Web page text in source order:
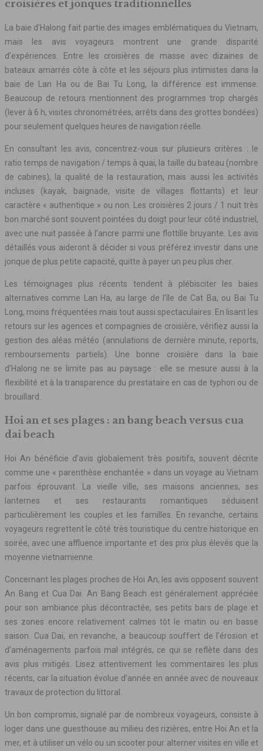
croisières et jonques traditionnelles
La baie d’Halong fait partie des images emblématiques du Vietnam,
mais les avis voyageurs montrent une grande disparité
d’expériences. Entre les croisières de masse avec dizaines de
bateaux amarrés côte à côte et les séjours plus intimistes dans la
baie de Lan Ha ou de Bai Tu Long, la différence est immense.
Beaucoup de retours mentionnent des programmes trop chargés
(lever à 6 h, visites chronométrées, arrêts dans des grottes bondées)
pour seulement quelques heures de navigation réelle.
En consultant les avis, concentrez-vous sur plusieurs critères : le
ratio temps de navigation / temps à quai, la taille du bateau (nombre
de cabines), la qualité de la restauration, mais aussi les activités
incluses (kayak, baignade, visite de villages flottants) et leur
caractère « authentique » ou non. Les croisières 2 jours / 1 nuit très
bon marché sont souvent pointées du doigt pour leur côté industriel,
avec une nuit passée à l’ancre parmi une flottille bruyante. Les avis
détaillés vous aideront à décider si vous préférez investir dans une
jonque de plus petite capacité, quitte à payer un peu plus cher.
Les témoignages plus récents tendent à plébisciter les baies
alternatives comme Lan Ha, au large de l’île de Cat Ba, ou Bai Tu
Long, moins fréquentées mais tout aussi spectaculaires. En lisant les
retours sur les agences et compagnies de croisière, vérifiez aussi la
gestion des aléas météo (annulations de dernière minute, reports,
remboursements partiels). Une bonne croisière dans la baie
d’Halong ne se limite pas au paysage : elle se mesure aussi à la
flexibilité et à la transparence du prestataire en cas de typhon ou de
brouillard.
Hoi an et ses plages : an bang beach versus cua
dai beach
Hoi An bénéficie d’avis globalement très positifs, souvent décrite
comme une « parenthèse enchantée » dans un voyage au Vietnam
parfois éprouvant. La vieille ville, ses maisons anciennes, ses
lanternes et ses restaurants romantiques séduisent
particulièrement les couples et les familles. En revanche, certains
voyageurs regrettent le côté très touristique du centre historique en
soirée, avec une affluence importante et des prix plus élevés que la
moyenne vietnamienne.
Concernant les plages proches de Hoi An, les avis opposent souvent
An Bang et Cua Dai. An Bang Beach est généralement appréciée
pour son ambiance plus décontractée, ses petits bars de plage et
ses zones encore relativement calmes tôt le matin ou en basse
saison. Cua Dai, en revanche, a beaucoup souffert de l’érosion et
d’aménagements parfois mal intégrés, ce qui se reflète dans des
avis plus mitigés. Lisez attentivement les commentaires les plus
récents, car la situation évolue d’année en année avec de nouveaux
travaux de protection du littoral.
Un bon compromis, signalé par de nombreux voyageurs, consiste à
loger dans une guesthouse au milieu des rizières, entre Hoi An et la
mer, et à utiliser un vélo ou un scooter pour alterner visites en ville et